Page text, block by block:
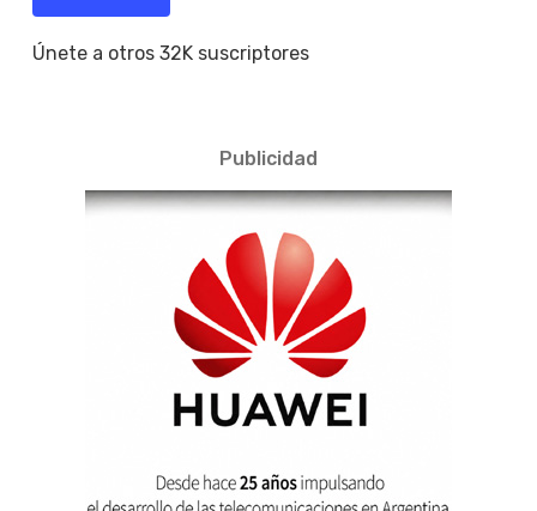
Únete a otros 32K suscriptores
Publicidad